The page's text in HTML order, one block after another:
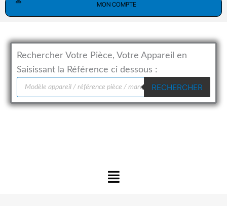
MON COMPTE
Rechercher Votre Pièce, Votre Appareil en
Saisissant la Référence ci dessous :
Recherche
produits
RECHERCHER
Menu